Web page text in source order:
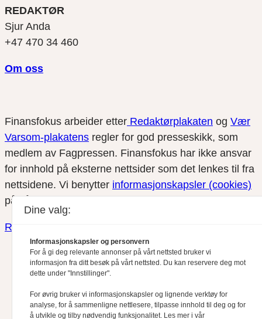
REDAKTØR
Sjur Anda
+47 470 34 460
Om oss
Finansfokus arbeider etter Redaktørplakaten og Vær
Varsom-plakatens regler for god presseskikk, som
medlem av Fagpressen. Finansfokus har ikke ansvar
for innhold på eksterne nettsider som det lenkes til fra
nettsidene. Vi benytter informasjonskapsler (cookies)
på våre nettsider.
Redaktørplakaten
Dine valg:
Informasjonskapsler og personvern
For å gi deg relevante annonser på vårt nettsted bruker vi
informasjon fra ditt besøk på vårt nettsted. Du kan reservere deg mot
dette under "Innstillinger".
For øvrig bruker vi informasjonskapsler og lignende verktøy for
analyse, for å sammenligne nettlesere, tilpasse innhold til deg og for
å utvikle og tilby nødvendig funksjonalitet. Les mer i vår